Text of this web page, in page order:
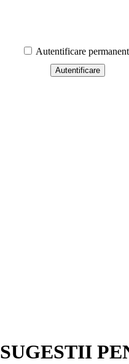
Autentificare
SUGESTII